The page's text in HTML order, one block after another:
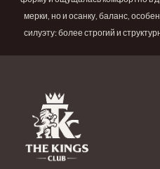
мерки, но и осанку, баланс,
силуэту: более строгий и